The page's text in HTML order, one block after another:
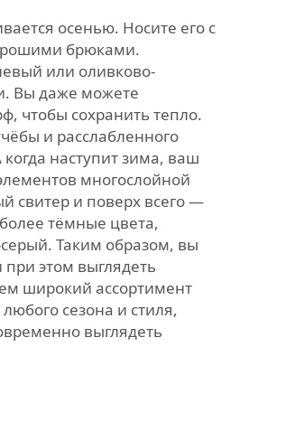
осенью. Носите его с
брюками.
или оливково-
Вы даже можете
чтобы сохранить тепло.
и расслабленного
наступит зима, ваш
многослойной
свитер и поверх всего —
тёмные цвета,
Таким образом, вы
при этом выглядеть
широкий ассортимент
сезона и стиля,
выглядеть